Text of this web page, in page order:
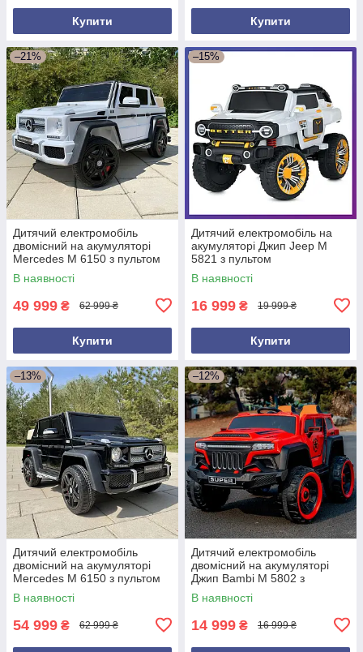
Купити Купити
–21%
Дитячий електромобіль
двомісний на акумуляторі
Mercedes M 6150 з пультом
р/у для дітей 3-8 років Білий
В наявності
49 999 ₴ 62 999 ₴
Купити
–15%
Дитячий електромобіль на
акумуляторі Джип Jeep M
5821 з пультом
радіокерування для дітей 3-8
років Білий
В наявності
16 999 ₴ 19 999 ₴
Купити
–13%
Дитячий електромобіль
двомісний на акумуляторі
Mercedes M 6150 з пультом
р/у для дітей 3-8 років
Чорний
В наявності
54 999 ₴ 62 999 ₴
–12%
Дитячий електромобіль
двомісний на акумуляторі
Джип Bambi M 5802 з
пультом р/у для дітей 3-8
років Червоний
В наявності
14 999 ₴ 16 999 ₴